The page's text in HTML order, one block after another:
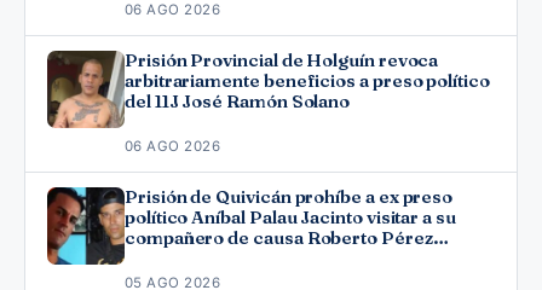
06 AGO 2026
Prisión Provincial de Holguín revoca
arbitrariamente beneficios a preso político
del 11J José Ramón Solano
06 AGO 2026
Prisión de Quivicán prohíbe a ex preso
político Aníbal Palau Jacinto visitar a su
compañero de causa Roberto Pérez
05 AGO 2026